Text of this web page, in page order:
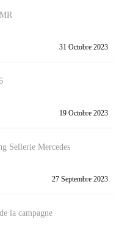
31 Octobre 2023
19 Octobre 2023
Sellerie Mercedes
27 Septembre 2023
la campagne